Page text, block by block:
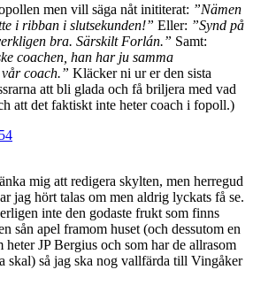
men vill säga nåt inititerat: ”Nämen
i ribban i slutsekunden!” Eller: ”Synd på
bra. Särskilt Forlán.” Samt:
coachen, han har ju samma
coach.” Kläcker ni ur er den sista
att bli glada och få briljera med vad
att det faktiskt inte heter coach i fopoll.)
mig att redigera skylten, men herregud
jag hört talas om men aldrig lyckats få se.
inte den godaste frukt som finns
sån apel framom huset (och dessutom en
heter JP Bergius och som har de allrasom
skal) så jag ska nog vallfärda till Vingåker